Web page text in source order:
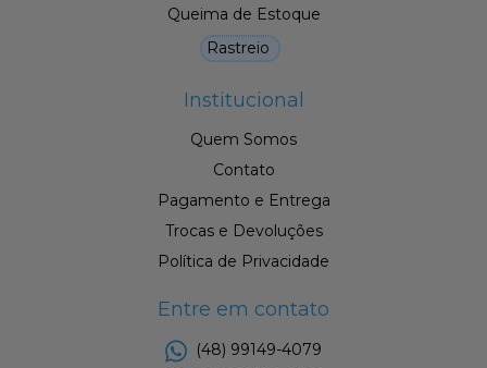
Queima de Estoque
Rastreio
Institucional
Quem Somos
Contato
Pagamento e Entrega
Trocas e Devoluções
Política de Privacidade
Entre em contato
(48) 99149-4079